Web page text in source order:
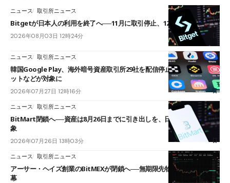
ニュース 取引所ニュース
Bitgetが日本人の利用を終了へ──11月に取引停止、12月末に強制決済
2026年08月03日 12時24分
ニュース 取引所ニュース
韓国Google Play、海外暗号資産取引所29社を配信停止──OKXやバイビ
ットなどが対象に
2026年07月27日 12時16分
ニュース 取引所ニュース
BitMart閉鎖へ──資産は8月26日までに引き出しを、日本人利用者も対
象
2026年07月26日 13時03分
ニュース 取引所ニュース
アーサー・ヘイズ創業のBitMEXが閉鎖へ──無期限先物を生んだ11年に
幕